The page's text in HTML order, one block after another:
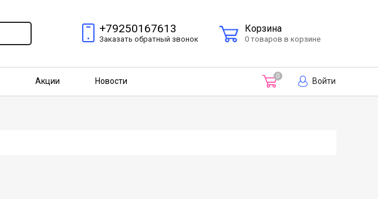
+79250167613
Заказать обратный звонок
Корзина
0 товаров в корзине
Акции Новости
0 Войти